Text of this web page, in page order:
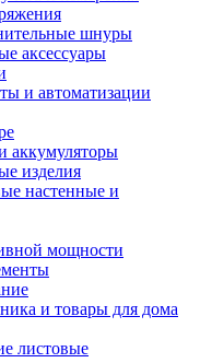
шнуры
аксессуары
и автоматизации
аккумуляторы
изделия
настенные и
мощности
и товары для дома
листовые